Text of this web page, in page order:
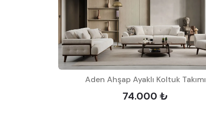
Aden Ahşap Ayaklı Koltuk Takımı
74.000 ₺